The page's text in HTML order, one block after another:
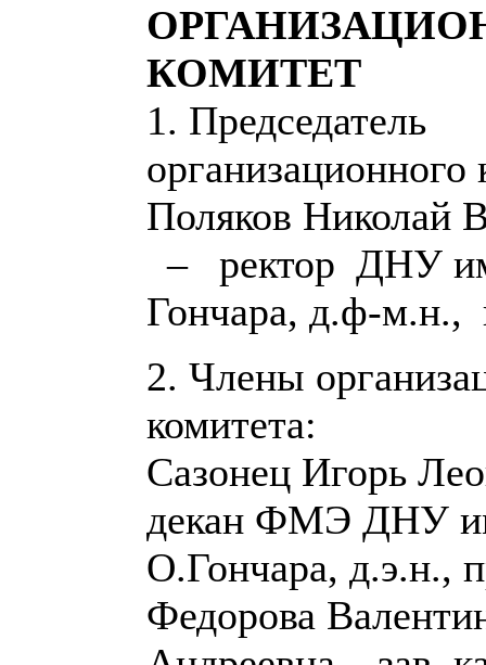
КОМИТЕТ
1. Председатель
организационного
Поляков Николай
– ректор ДНУ
Гончара, д.ф-м.н.,
2. Члены
комитета:
Сазонец Игорь
декан ФМЭ ДНУ
О.Гончара, д.э.н.,
Федорова